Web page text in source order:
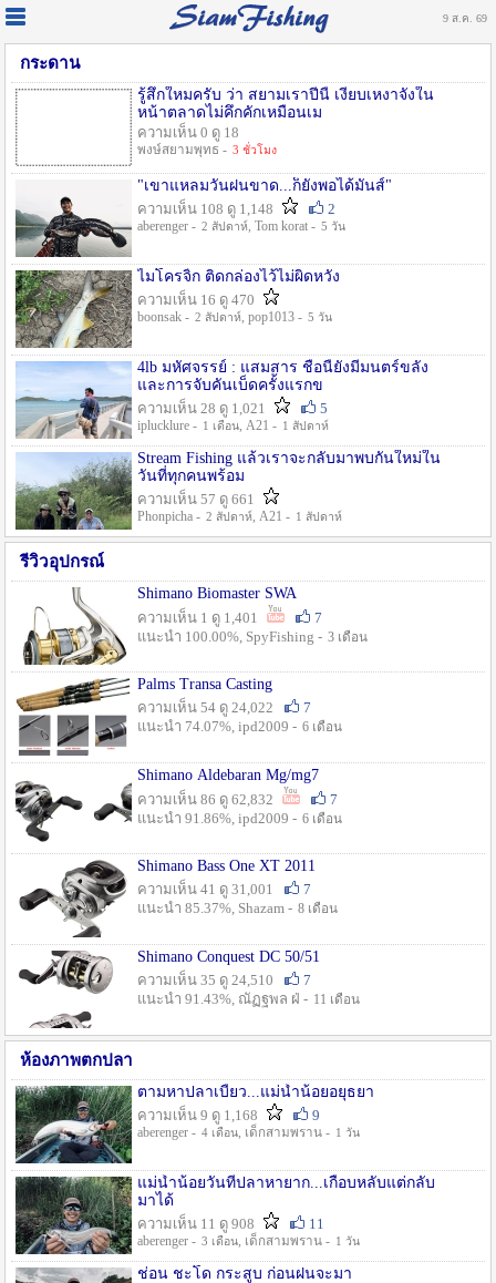
9 ส.ค. 69
กระดาน
รู้สึกใหมครับ ว่า สยามเราปีนี้ เงียบเหงาจังใน
หน้าตลาดไม่คึกคักเหมือนเม
ความเห็น 0 ดู 18
พงษ์สยามพุทธ - 3 ชั่วโมง
"เขาแหลมวันฝนขาด...ก็ยังพอได้มันส์"
ความเห็น 108 ดู 1,148
2
aberenger - 2 สัปดาห์, Tom korat - 5 วัน
ไมโครจิ้ก ติดกล่องไว้ไม่ผิดหวัง
ความเห็น 16 ดู 470
boonsak - 2 สัปดาห์, pop1013 - 5 วัน
4lb มหัศจรรย์ : แสมสาร ชื่อนี้ยังมีมนตร์ขลัง
และการจับคันเบ็ดครั้งแรกข
ความเห็น 28 ดู 1,021
5
iplucklure - 1 เดือน, A21 - 1 สัปดาห์
Stream Fishing แล้วเราจะกลับมาพบกันใหม่ใน
วันที่ทุกคนพร้อม
ความเห็น 57 ดู 661
Phonpicha - 2 สัปดาห์, A21 - 1 สัปดาห์
รีวิวอุปกรณ์
Shimano Biomaster SWA
ความเห็น 1 ดู 1,401
7
แนะนำ 100.00%, SpyFishing - 3 เดือน
Palms Transa Casting
ความเห็น 54 ดู 24,022
7
แนะนำ 74.07%, ipd2009 - 6 เดือน
Shimano Aldebaran Mg/mg7
ความเห็น 86 ดู 62,832
7
แนะนำ 91.86%, ipd2009 - 6 เดือน
Shimano Bass One XT 2011
ความเห็น 41 ดู 31,001
7
แนะนำ 85.37%, Shazam - 8 เดือน
Shimano Conquest DC 50/51
ความเห็น 35 ดู 24,510
7
แนะนำ 91.43%, ณัฏฐพล ฝ่ - 11 เดือน
ห้องภาพตกปลา
ตามหาปลาเบี้ยว...แม่น้ำน้อยอยุธยา
ความเห็น 9 ดู 1,168
9
aberenger - 4 เดือน, เด็กสามพราน - 1 วัน
แม่น้ำน้อยวันที่ปลาหายาก...เกือบหลับแต่กลับ
มาได้
ความเห็น 11 ดู 908
11
aberenger - 3 เดือน, เด็กสามพราน - 1 วัน
ช่อน ชะโด กระสูบ ก่อนฝนจะมา